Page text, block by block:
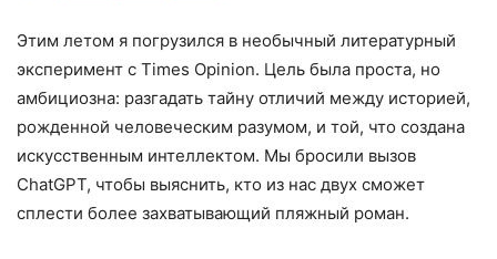
Этим летом я погрузился в необычный литературный
эксперимент с Times Opinion. Цель была проста, но
амбициозна: разгадать тайну отличий между историей,
рожденной человеческим разумом, и той, что создана
искусственным интеллектом. Мы бросили вызов
ChatGPT, чтобы выяснить, кто из нас двух сможет
сплести более захватывающий пляжный роман.